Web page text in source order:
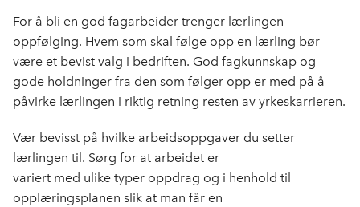
For å bli en god fagarbeider trenger lærlingen
oppfølging. Hvem som skal følge opp en lærling bør
være et bevist valg i bedriften. God fagkunnskap og
gode holdninger fra den som følger opp er med på å
påvirke lærlingen i riktig retning resten av yrkeskarrieren.
Vær bevisst på hvilke arbeidsoppgaver du setter
lærlingen til. Sørg for at arbeidet er
variert med ulike typer oppdrag og i henhold til
opplæringsplanen slik at man får en